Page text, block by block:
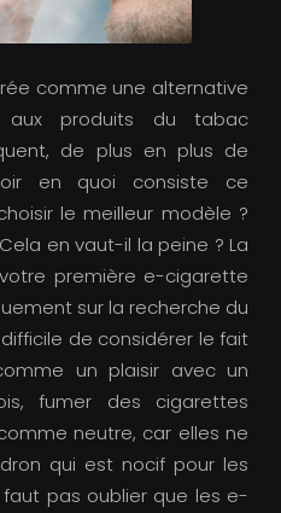
comme une alternative
aux produits du tabac
de plus en plus de
en quoi consiste ce
le meilleur modèle ?
en vaut-il la peine ? La
première e-cigarette
sur la recherche du
de considérer le fait
un plaisir avec un
fumer des cigarettes
neutre, car elles ne
qui est nocif pour les
faut pas oublier que les e-